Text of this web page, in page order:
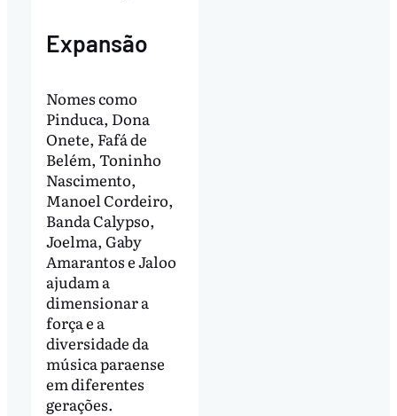
Expansão
Nomes como
Pinduca, Dona
Onete, Fafá de
Belém, Toninho
Nascimento,
Manoel Cordeiro,
Banda Calypso,
Joelma, Gaby
Amarantos e Jaloo
ajudam a
dimensionar a
força e a
diversidade da
música paraense
em diferentes
gerações.